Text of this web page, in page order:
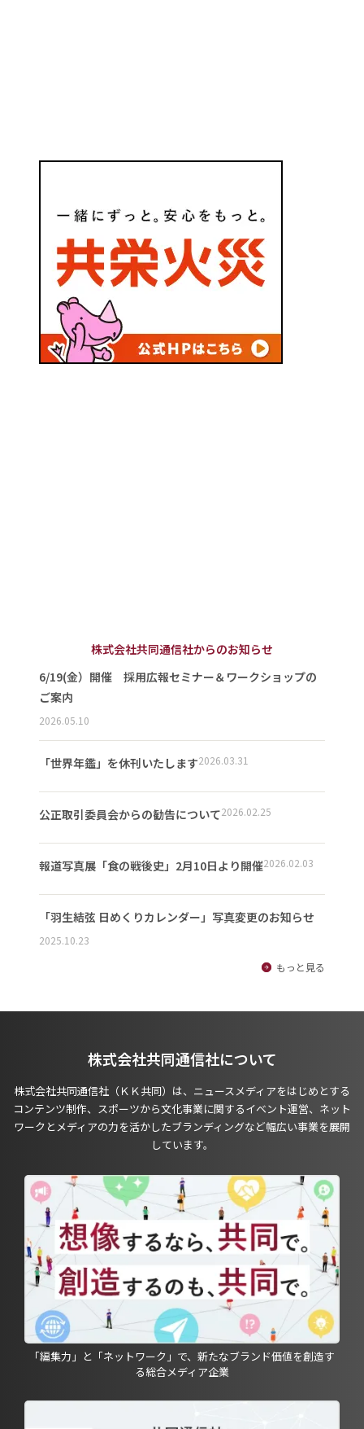
株式会社共同通信社からのお知らせ
6/19(金）開催 採用広報セミナー＆ワークショップの
ご案内
2026.05.10
「世界年鑑」を休刊いたします2026.03.31
公正取引委員会からの勧告について2026.02.25
報道写真展「食の戦後史」2月10日より開催2026.02.03
「羽生結弦 日めくりカレンダー」写真変更のお知らせ
2025.10.23
もっと見る
株式会社共同通信社について
株式会社共同通信社（ＫＫ共同）は、ニュースメディアをはじめとする
コンテンツ制作、スポーツから文化事業に関するイベント運営、ネット
ワークとメディアの力を活かしたブランディングなど幅広い事業を展開
しています。
「編集力」と「ネットワーク」で、新たなブランド価値を創造す
る総合メディア企業